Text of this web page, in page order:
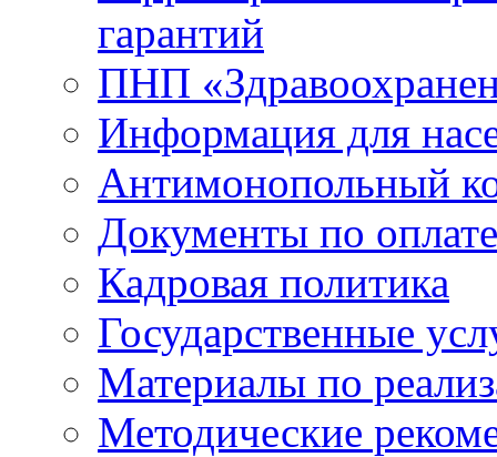
гарантий
ПНП
Информация для
Антимонопольный
Документы по
Кадровая политика
Государственные
Материалы по
Методические